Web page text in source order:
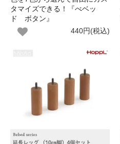
タマイズできる！『べベッ
ド ボタン』
440円(税込)